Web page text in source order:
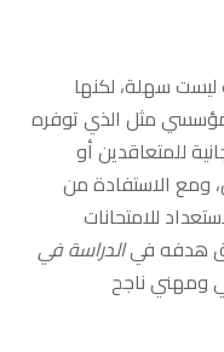
ليست سهلة، لكنها
مثل الذي توفره
للمتعاقدين أو
ومع الاستفادة من
للامتحانات
هدفه فيالدراسة في
ومهني ناجح